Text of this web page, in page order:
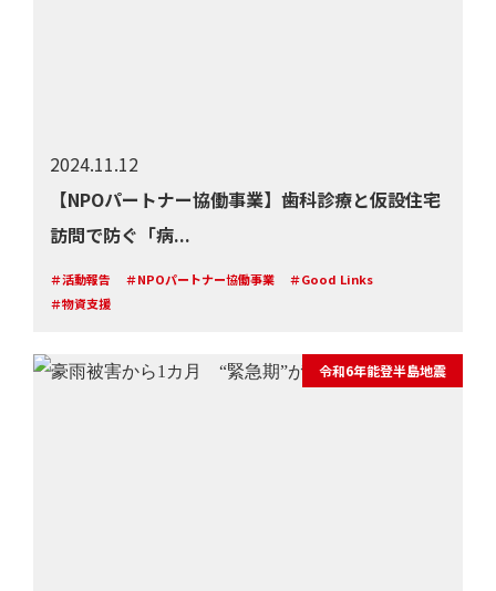
2024.11.12
【NPOパートナー協働事業】歯科診療と仮設住宅
訪問で防ぐ「病...
＃活動報告 ＃NPOパートナー協働事業
＃Good Links
＃物資支援
令和6年能登半島地震